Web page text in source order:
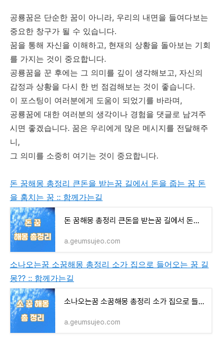
공룡꿈은 단순한 꿈이 아니라, 우리의 내면을 들여다보는
중요한 창구가 될 수 있습니다.
꿈을 통해 자신을 이해하고, 현재의 상황을 돌아보는 기회
를 가지는 것이 중요합니다.
공룡꿈을 꾼 후에는 그 의미를 깊이 생각해보고, 자신의
감정과 상황을 다시 한 번 점검해보는 것이 좋습니다.
이 포스팅이 여러분에게 도움이 되었기를 바라며,
공룡꿈에 대한 여러분의 생각이나 경험을 댓글로 남겨주
시면 좋겠습니다. 꿈은 우리에게 많은 메시지를 전달해주
니,
그 의미를 소중히 여기는 것이 중요합니다.
돈 꿈해몽 총정리 큰돈을 받는꿈 길에서 돈을 줍는 꿈 돈
을 훔치는 꿈 :: 함께가는길
돈 꿈해몽 총정리 큰돈을 받는꿈 길에서 돈을 줍는 꿈 돈을 훔치는 꿈
a.geumsujeo.com
소나오는꿈 소꿈해몽 총정리 소가 집으로 들어오는 꿈 길
몽?? :: 함께가는길
소나오는꿈 소꿈해몽 총정리 소가 집으로 들어오는 꿈 길몽??
a.geumsujeo.com